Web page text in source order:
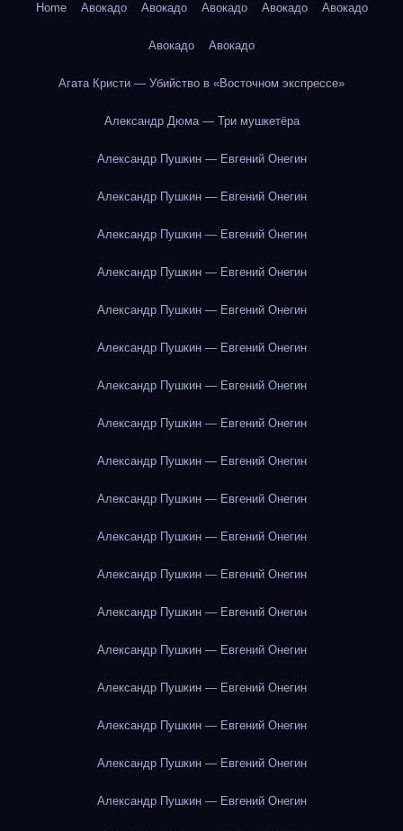
Home Авокадо Авокадо Авокадо Авокадо Авокадо
Авокадо Авокадо
Агата Кристи — Убийство в «Восточном экспрессе»
Александр Дюма — Три мушкетёра
Александр Пушкин — Евгений Онегин
Александр Пушкин — Евгений Онегин
Александр Пушкин — Евгений Онегин
Александр Пушкин — Евгений Онегин
Александр Пушкин — Евгений Онегин
Александр Пушкин — Евгений Онегин
Александр Пушкин — Евгений Онегин
Александр Пушкин — Евгений Онегин
Александр Пушкин — Евгений Онегин
Александр Пушкин — Евгений Онегин
Александр Пушкин — Евгений Онегин
Александр Пушкин — Евгений Онегин
Александр Пушкин — Евгений Онегин
Александр Пушкин — Евгений Онегин
Александр Пушкин — Евгений Онегин
Александр Пушкин — Евгений Онегин
Александр Пушкин — Евгений Онегин
Александр Пушкин — Евгений Онегин